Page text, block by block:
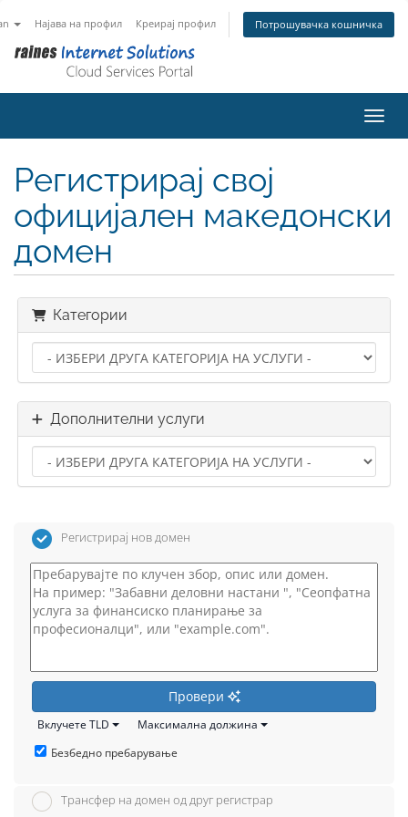
Најава на профил Креирај профил Потрошувачка кошничка
Регистрирај свој
официјален македонски
домен
Категории
Дополнителни услуги
Регистрирај нов домен
Провери
Вклучете TLD
Максимална должина
Безбедно пребарување
Трансфер на домен од друг регистрар